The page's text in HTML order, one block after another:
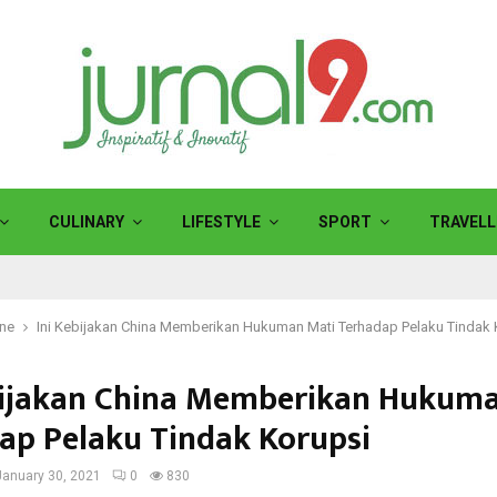
CULINARY LIFESTYLE SPORT
Ini Kebijakan China Memberikan Hukuman Mati Terhadap Pelaku Tindak
China Memberikan
Pelaku Tindak Korupsi
30, 2021 0 830